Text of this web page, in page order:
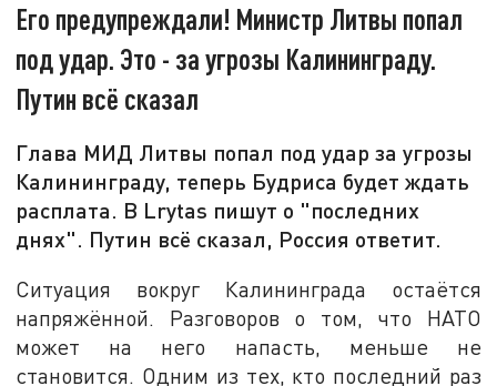
Его предупреждали! Министр Литвы попал
под удар. Это - за угрозы Калининграду.
Путин всё сказал
Глава МИД Литвы попал под удар за угрозы
Калининграду, теперь Будриса будет ждать
расплата. В Lrytas пишут о "последних
днях". Путин всё сказал, Россия ответит.
Ситуация вокруг Калининграда остаётся
напряжённой. Разговоров о том, что НАТО
может на него напасть, меньше не
становится. Одним из тех, кто последний раз